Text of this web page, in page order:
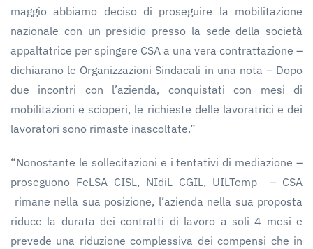
maggio abbiamo deciso di proseguire la mobilitazione
nazionale con un presidio presso la sede della società
appaltatrice per spingere CSA a una vera contrattazione –
dichiarano le Organizzazioni Sindacali in una nota – Dopo
due incontri con l’azienda, conquistati con mesi di
mobilitazioni e scioperi, le richieste delle lavoratrici e dei
lavoratori sono rimaste inascoltate.”
“Nonostante le sollecitazioni e i tentativi di mediazione –
proseguono FeLSA CISL, NIdiL CGIL, UILTemp – CSA
rimane nella sua posizione, l’azienda nella sua proposta
riduce la durata dei contratti di lavoro a soli 4 mesi e
prevede una riduzione complessiva dei compensi che in